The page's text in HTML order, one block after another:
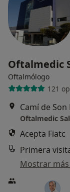
Oftalmedic
Oftalmólogo
121
Camí de
Oftalmedic
Acepta Fiatc
Primera
Mostrar